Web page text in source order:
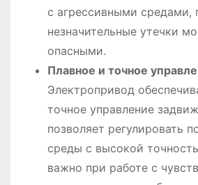
с агрессивными средами,
незначительные утечки
опасными.
Плавное и точное
Электропривод
точное управление
позволяет регулировать
среды с высокой
важно при работе с